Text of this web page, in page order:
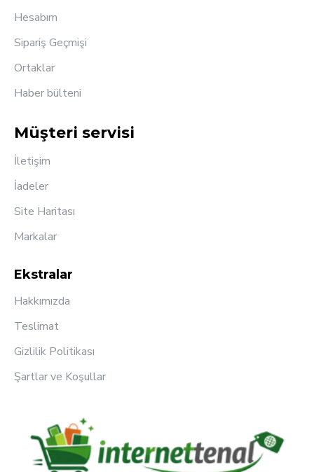
Hesabım
Sipariş Geçmişi
Ortaklar
Haber bülteni
Müşteri servisi
İletişim
İadeler
Site Haritası
Markalar
Ekstralar
Hakkımızda
Teslimat
Gizlilik Politikası
Şartlar ve Koşullar